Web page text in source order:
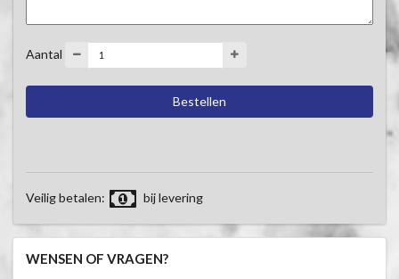
Aantal
Veilig betalen: bij levering
WENSEN OF VRAGEN?